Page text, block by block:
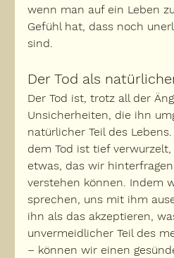
wenn man auf ein Leben
Gefühl hat, dass noch
sind.
Der Tod als
Der Tod ist, trotz all der
Unsicherheiten, die ihn
natürlicher Teil des
dem Tod ist tief
etwas, das wir
verstehen können. Indem
sprechen, uns mit ihm
ihn als das akzeptieren,
unvermeidlicher Teil des
– können wir einen